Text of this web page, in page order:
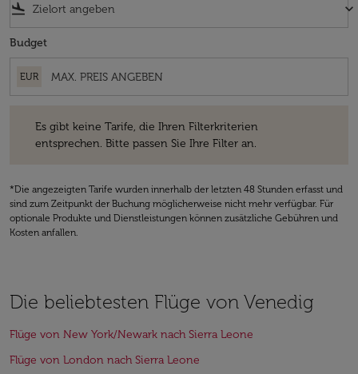
flight_land keyboard_arrow_down
Budget
EUR
Es gibt keine Tarife, die Ihren Filterkriterien
entsprechen. Bitte passen Sie Ihre Filter an.
*Die angezeigten Tarife wurden innerhalb der letzten 48 Stunden erfasst und
sind zum Zeitpunkt der Buchung möglicherweise nicht mehr verfügbar. Für
optionale Produkte und Dienstleistungen können zusätzliche Gebühren und
Kosten anfallen.
Die beliebtesten Flüge von Venedig
Flüge von New York/Newark nach Sierra Leone
Flüge von London nach Sierra Leone